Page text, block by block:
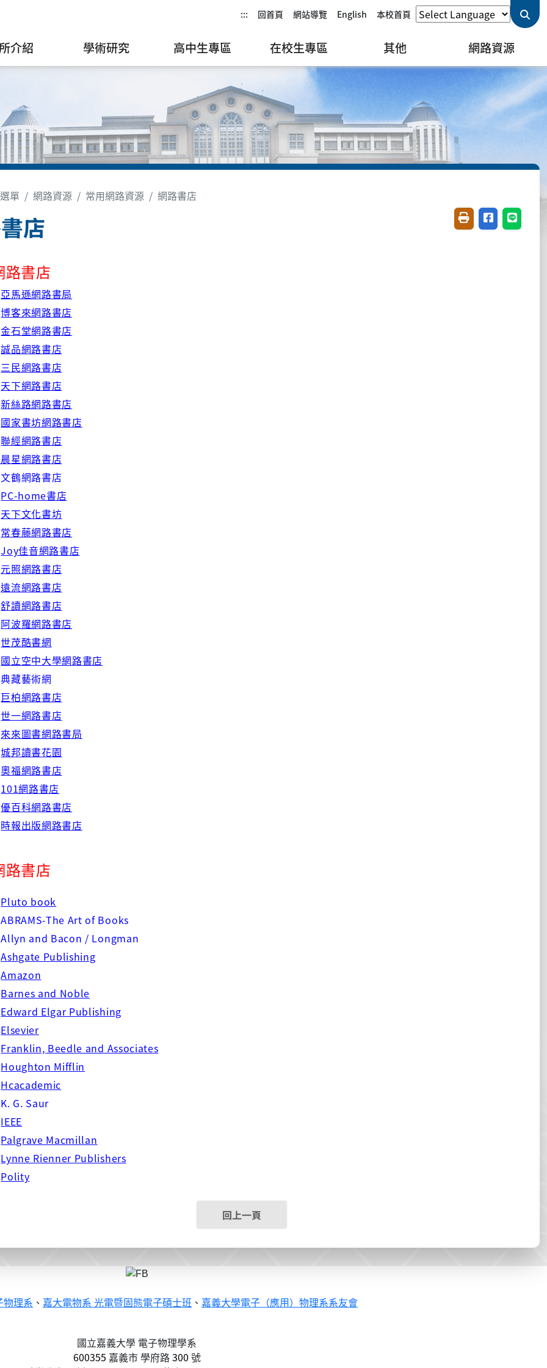
::: 回首頁 網站導覽 English 本校首頁
介紹 學術研究 高中生專區 在校生專區 其他 網路資源
單 網路資源 常用網路資源 網路書店
店 友善列印(開新視窗)
分享至臉書(
分享至
路書店
亞馬遜網路書局
博客來網路書店
金石堂網路書店
誠品網路書店
三民網路書店
天下網路書店
新絲路網路書店
國家書坊網路書店
聯經網路書店
星網路書店
文鶴網路書店
PC-home書店
天下文化書坊
常春藤網路書店
Joy佳音網路書店
元照網路書店
遠流網路書店
舒讀網路書店
阿波羅網路書店
世茂酷書網
國立空中大學網路書店
典藏藝術網
巨柏網路書店
世一網路書店
來來圖書網路書局
城邦讀書花園
奧福網路書店
101網路書店
優百科網路書店
時報出版網路書店
路書店
Pluto book
ABRAMS-The Art of Books
Allyn and Bacon / Longman
Ashgate Publishing
Amazon
Barnes and Noble
Edward Elgar Publishing
Elsevier
Franklin, Beedle and Associates
Houghton Mifflin
Hcacademic
K. G. Saur
IEEE
Palgrave Macmillan
Lynne Rienner Publishers
Polity
回上一頁
物理系 、 嘉大電物系 光電暨固態電子碩士班 、 嘉義大學電子（應用）物理系系友會
國立嘉義大學 電子物理學系
600355 嘉義市學府路300 號